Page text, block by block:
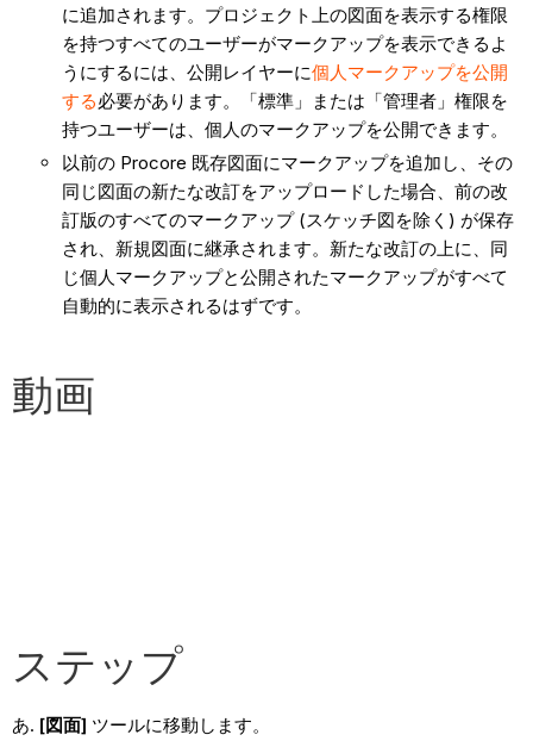
に追加されます。プロジェクト上の図面を表示する権限
を持つすべてのユーザーがマークアップを表示できるよ
うにするには、公開レイヤーに個人マークアップを公開
する必要があります。「標準」または「管理者」権限を
持つユーザーは、個人のマークアップを公開できます。
以前の Procore 既存図面にマークアップを追加し、その
同じ図面の新たな改訂をアップロードした場合、前の改
訂版のすべてのマークアップ (スケッチ図を除く) が保存
され、新規図面に継承されます。新たな改訂の上に、同
じ個人マークアップと公開されたマークアップがすべて
自動的に表示されるはずです。
動画
ステップ
[図面] ツールに移動します。